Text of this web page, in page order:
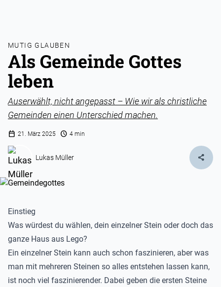
MUTIG GLAUBEN
Als Gemeinde Gottes
leben
Auserwählt, nicht angepasst – Wie wir als christliche
Gemeinden einen Unterschied machen.
calendar_today 21. März 2025 schedule 4 min
Lukas Müller share
Einstieg
Was würdest du wählen, dein einzelner Stein oder doch das
ganze Haus aus Lego?
Ein einzelner Stein kann auch schon faszinieren, aber was
man mit mehreren Steinen so alles entstehen lassen kann,
ist noch viel faszinierender. Dabei geben die ersten Steine